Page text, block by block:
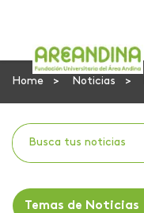
Home Noticias
Temas de Noticias